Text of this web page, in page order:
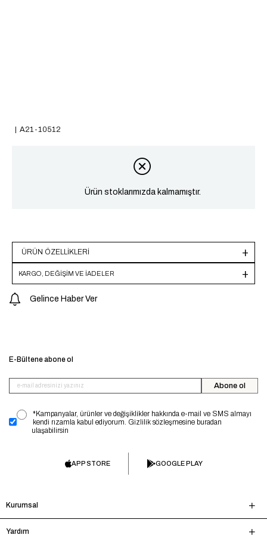
A21-10512
Ürün stoklarımızda kalmamıştır.
ÜRÜN ÖZELLIKLERI
KARGO, DEĞİŞİM VE İADELER
Gelince Haber Ver
E-Bültene abone ol
Abone ol
*Kampanyalar, ürünler ve değişiklikler hakkında e-mail ve SMS almayı
kendi rızamla kabul ediyorum. Gizlilik sözleşmesine buradan
ulaşabilirsin
APP STORE GOOGLE PLAY
Kurumsal
Yardım